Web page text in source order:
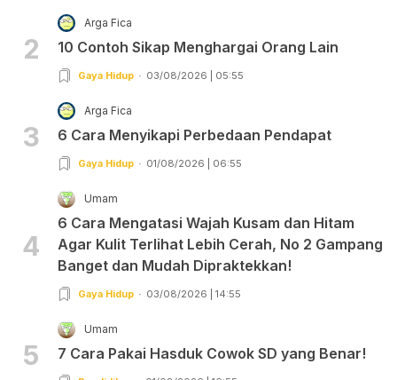
2
Arga Fica
10 Contoh Sikap Menghargai Orang Lain
Gaya Hidup 03/08/2026 | 05:55
3
Arga Fica
6 Cara Menyikapi Perbedaan Pendapat
Gaya Hidup 01/08/2026 | 06:55
4
Umam
6 Cara Mengatasi Wajah Kusam dan Hitam
Agar Kulit Terlihat Lebih Cerah, No 2 Gampang
Banget dan Mudah Dipraktekkan!
Gaya Hidup 03/08/2026 | 14:55
5
Umam
7 Cara Pakai Hasduk Cowok SD yang Benar!